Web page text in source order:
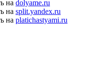
на dolyame.ru
на split.yandex.ru
на platichastyami.ru